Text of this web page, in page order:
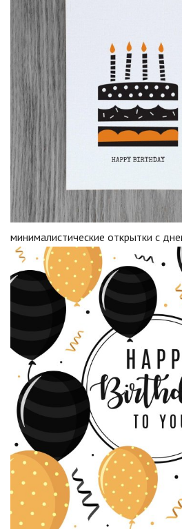
минималистические открытки с